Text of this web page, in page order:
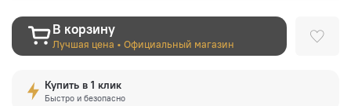
В корзину
Лучшая цена • Официальный магазин
Купить в 1 клик
Быстро и безопасно